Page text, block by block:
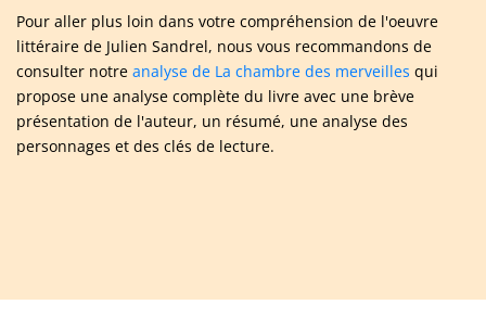
Pour aller plus loin dans votre compréhension de l'oeuvre
littéraire de Julien Sandrel, nous vous recommandons de
consulter notre analyse de La chambre des merveilles qui
propose une analyse complète du livre avec une brève
présentation de l'auteur, un résumé, une analyse des
personnages et des clés de lecture.